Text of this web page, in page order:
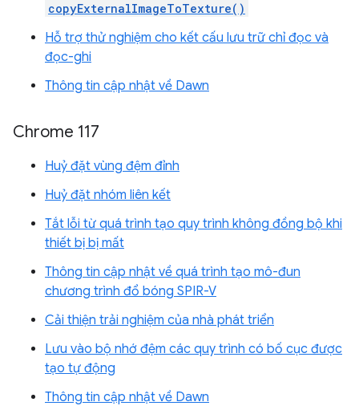
copyExternalImageToTexture()
Hỗ trợ thử nghiệm cho kết cấu lưu trữ chỉ đọc và
đọc-ghi
Thông tin cập nhật về Dawn
Chrome 117
Huỷ đặt vùng đệm đỉnh
Huỷ đặt nhóm liên kết
Tắt lỗi từ quá trình tạo quy trình không đồng bộ khi
thiết bị bị mất
Thông tin cập nhật về quá trình tạo mô-đun
chương trình đổ bóng SPIR-V
Cải thiện trải nghiệm của nhà phát triển
Lưu vào bộ nhớ đệm các quy trình có bố cục được
tạo tự động
Thông tin cập nhật về Dawn